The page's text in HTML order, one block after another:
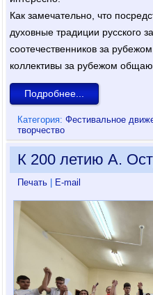
Как замечательно, что
духовные традиции русского
соотечественников за
коллективы за рубежом
Подробнее...
Категория:Фестивальное
творчество
К 200 летию А.
Печать E-mail